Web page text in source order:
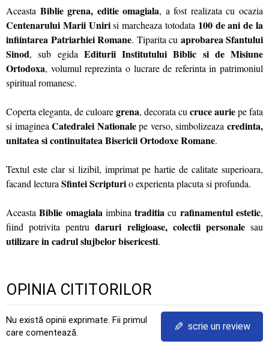
Aceasta Biblie grena, editie omagiala, a fost realizata cu ocazia
Centenarului Marii Unirisi marcheaza totodata 100 de ani de la
infiintarea Patriarhiei Romane. Tiparita cu aprobarea Sfantului
Sinod, sub egida Editurii Institutului Biblic si de Misiune
Ortodoxa, volumul reprezinta o lucrare de referinta in patrimoniul
spiritual romanesc.
Coperta eleganta, de culoaregrena, decorata cu cruce auriepe fata
si imagineaCatedralei Nationalepe verso, simbolizeazacredinta,
unitatea si continuitatea Bisericii Ortodoxe Romane.
Textul este clar si lizibil, imprimat pe hartie de calitate superioara,
facand lectura Sfintei Scripturio experienta placuta si profunda.
AceastaBiblie omagiala imbinatraditia cu rafinamentul estetic,
fiind potrivita pentrudaruri religioase, colectii personalesau
utilizare in cadrul slujbelor bisericesti.
OPINIA CITITORILOR
Nu există opinii exprimate. Fii primul
care comentează.
✎ scrie un review